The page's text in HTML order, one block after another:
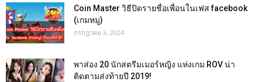
Coin Master วิธีปิดรายชื่อเพื่อนในเฟส facebook
(เกมหมู)
กรกฎาคม 3, 2024
พาส่อง 20 นักสตรีมเมอร์หญิง แห่งเกม ROV น่า
ติดตามส่งท้ายปี 2019!